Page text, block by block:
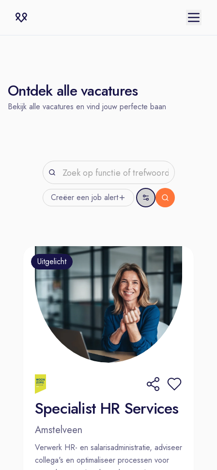
Ontdek alle vacatures
Bekijk alle vacatures en vind jouw perfecte baan
Creëer een job alert
Uitgelicht
Specialist HR Services
Amstelveen
Verwerk HR- en salarisadministratie, adviseer
collega's en optimaliseer processen voor